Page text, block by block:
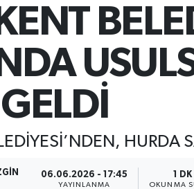
HURDA
06.06.2026 - 17:45
YAYINLANMA
1 DK
OKUNMA